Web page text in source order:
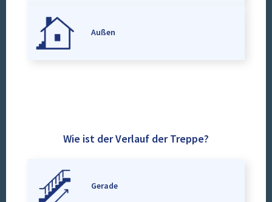
Außen
Wie ist der Verlauf der Treppe?
Gerade